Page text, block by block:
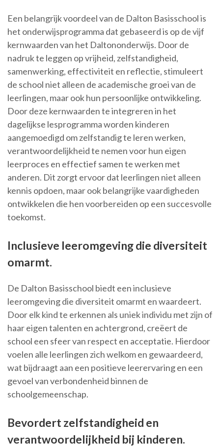
Een belangrijk voordeel van de Dalton Basisschool is
het onderwijsprogramma dat gebaseerd is op de vijf
kernwaarden van het Daltononderwijs. Door de
nadruk te leggen op vrijheid, zelfstandigheid,
samenwerking, effectiviteit en reflectie, stimuleert
de school niet alleen de academische groei van de
leerlingen, maar ook hun persoonlijke ontwikkeling.
Door deze kernwaarden te integreren in het
dagelijkse lesprogramma worden kinderen
aangemoedigd om zelfstandig te leren werken,
verantwoordelijkheid te nemen voor hun eigen
leerproces en effectief samen te werken met
anderen. Dit zorgt ervoor dat leerlingen niet alleen
kennis opdoen, maar ook belangrijke vaardigheden
ontwikkelen die hen voorbereiden op een succesvolle
toekomst.
Inclusieve leeromgeving die diversiteit
omarmt.
De Dalton Basisschool biedt een inclusieve
leeromgeving die diversiteit omarmt en waardeert.
Door elk kind te erkennen als uniek individu met zijn of
haar eigen talenten en achtergrond, creëert de
school een sfeer van respect en acceptatie. Hierdoor
voelen alle leerlingen zich welkom en gewaardeerd,
wat bijdraagt aan een positieve leerervaring en een
gevoel van verbondenheid binnen de
schoolgemeenschap.
Bevordert zelfstandigheid en
verantwoordelijkheid bij kinderen.